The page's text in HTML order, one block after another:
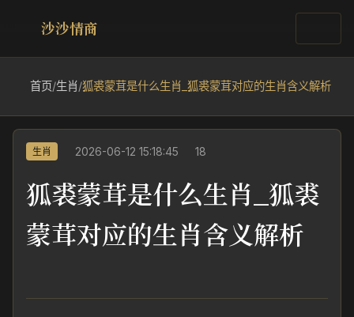
沙沙情商
首页/生肖/狐裘蒙茸是什么生肖_狐裘蒙茸对应的生肖含义解析
生肖 2026-06-12 15:18:45 18
狐裘蒙茸是什么生肖_狐裘
蒙茸对应的生肖含义解析